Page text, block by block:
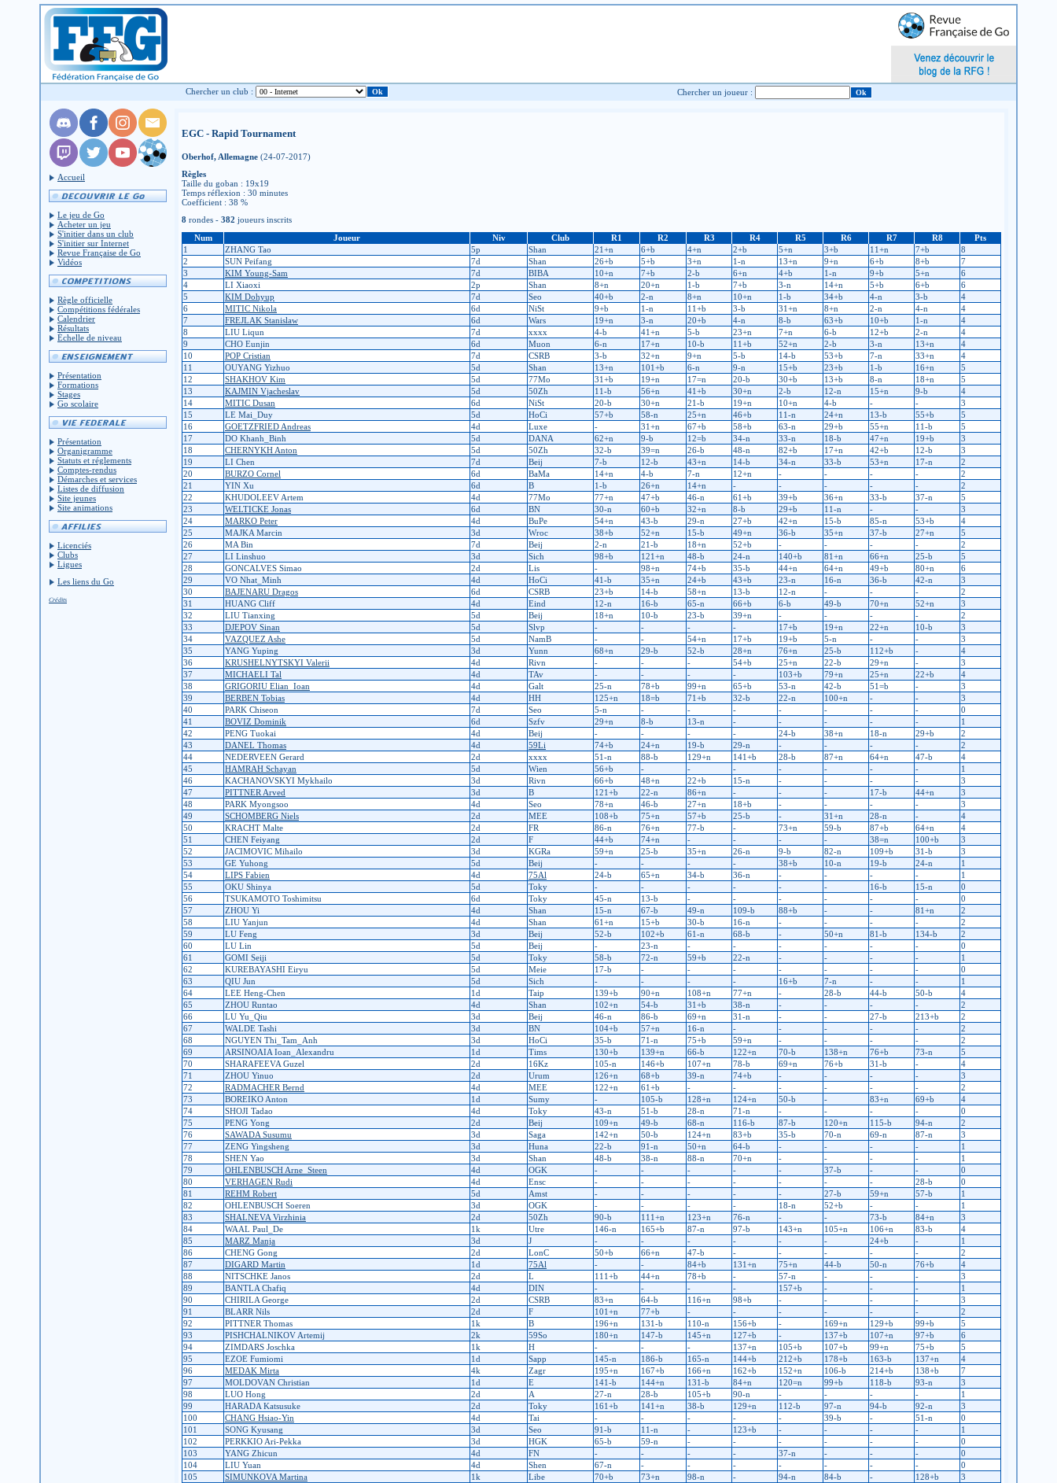
Chercher un club : Chercher un joueur :
Accueil
Le jeu de Go
Acheter un jeu
S'initier dans un club
S'initier sur Internet
Revue Française de Go
Vidéos
Règle officielle
Compétitions fédérales
Calendrier
Résultats
Échelle de niveau
Présentation
Formations
Stages
Go scolaire
Présentation
Organigramme
Statuts et réglements
Comptes-rendus
Démarches et services
Listes de diffusion
Site jeunes
Site animations
Licenciés
Clubs
Ligues
Les liens du Go
Crédits
EGC - Rapid Tournament
Oberhof, Allemagne (24-07-2017)
Règles
Taille du goban : 19x19
Temps réflexion : 30 minutes
Coefficient : 38 %
8 rondes - 382 joueurs inscrits
Num
Joueur Niv Club R1 R2 R3 R4 R5 R6 R7 R8
Pts
1
ZHANG Tao 5p Shan 21+n 6+b 4+n 2+b 5+n 3+b 11+n 7+b
8
2
SUN Peifang 7d Shan 26+b 5+b 3+n 1-n 13+n 9+n 6+b 8+b
7
3
KIM Young-Sam 7d BIBA 10+n 7+b 2-b 6+n 4+b 1-n 9+b 5+n
6
4
LI Xiaoxi 2p Shan 8+n 20+n 1-b 7+b 3-n 14+n 5+b 6+b
6
5
KIM Dohyup 7d Seo 40+b 2-n 8+n 10+n 1-b 34+b 4-n 3-b
4
6
MITIC Nikola 6d NiSt 9+b 1-n 11+b 3-b 31+n 8+n 2-n 4-n
4
7
FREJLAK Stanislaw 6d Wars 19+n 3-n 20+b 4-n 8-b 63+b 10+b 1-n
4
8
LIU Liqun 7d xxxx 4-b 41+n 5-b 23+n 7+n 6-b 12+b 2-n
4
9
CHO Eunjin 6d Muon 6-n 17+n 10-b 11+b 52+n 2-b 3-n 13+n
4
10
POP Cristian 7d CSRB 3-b 32+n 9+n 5-b 14-b 53+b 7-n 33+n
4
11
OUYANG Yizhuo 5d Shan 13+n 101+b 6-n 9-n 15+b 23+b 1-b 16+n
5
12
SHAKHOV Kim 5d 77Mo 31+b 19+n 17=n 20-b 30+b 13+b 8-n 18+n
5
13
KAJMIN Vjacheslav 5d 50Zh 11-b 56+n 41+b 30+n 2-b 12-n 15+n 9-b
4
14
MITIC Dusan 6d NiSt 20-b 30+n 21-b 19+n 10+n 4-b - -
3
15
LE Mai_Duy 5d HoCi 57+b 58-n 25+n 46+b 11-n 24+n 13-b 55+b
5
16
GOETZFRIED Andreas 4d Luxe - 31+n 67+b 58+b 63-n 29+b 55+n 11-b
5
17
DO Khanh_Binh 5d DANA 62+n 9-b 12=b 34-n 33-n 18-b 47+n 19+b
3
18
CHERNYKH Anton 5d 50Zh 32-b 39=n 26-b 48-n 82+b 17+n 42+b 12-b
3
19
LI Chen 7d Beij 7-b 12-b 43+n 14-b 34-n 33-b 53+n 17-n
2
20
BURZO Cornel 6d BaMa 14+n 4-b 7-n 12+n - - - -
2
21
YIN Xu 6d B 1-b 26+n 14+n - - - - -
2
22
KHUDOLEEV Artem 4d 77Mo 77+n 47+b 46-n 61+b 39+b 36+n 33-b 37-n
5
23
WELTICKE Jonas 6d BN 30-n 60+b 32+n 8-b 29+b 11-n - -
3
24
MARKO Peter 4d BuPe 54+n 43-b 29-n 27+b 42+n 15-b 85-n 53+b
4
25
MAJKA Marcin 3d Wroc 38+b 52+n 15-b 49+n 36-b 35+n 37-b 27+n
5
26
MA Bin 7d Beij 2-n 21-b 18+n 52+b - - - -
2
27
LI Linshuo 3d Sich 98+b 121+n 48-b 24-n 140+b 81+n 66+n 25-b
5
28
GONCALVES Simao 2d Lis - 98+n 74+b 35-b 44+n 64+n 49+b 80+n
6
29
VO Nhat_Minh 4d HoCi 41-b 35+n 24+b 43+b 23-n 16-n 36-b 42-n
3
30
BAJENARU Dragos 6d CSRB 23+b 14-b 58+n 13-b 12-n - - -
2
31
HUANG Cliff 4d Eind 12-n 16-b 65-n 66+b 6-b 49-b 70+n 52+n
3
32
LIU Tianxing 5d Beij 18+n 10-b 23-b 39+n - - - -
2
33
DJEPOV Sinan 5d Slvp - - - - 17+b 19+n 22+n 10-b
3
34
VAZQUEZ Ashe 5d NamB - - 54+n 17+b 19+b 5-n - -
3
35
YANG Yuping 3d Yunn 68+n 29-b 52-b 28+n 76+n 25-b 112+b -
4
36
KRUSHELNYTSKYI Valerii 4d Rivn - - - 54+b 25+n 22-b 29+n -
3
37
MICHAELI Tal 4d TAv - - - - 103+b 79+n 25+n 22+b
4
38
GRIGORIU Elian_Ioan 4d Galt 25-n 78+b 99+n 65+b 53-n 42-b 51=b -
3
39
BERBEN Tobias 4d HH 125+n 18=b 71+b 32-b 22-n 100+n - -
3
40
PARK Chiseon 7d Seo 5-n - - - - - - -
0
41
BOVIZ Dominik 6d Szfv 29+n 8-b 13-n - - - - -
1
42
PENG Tuokai 4d Beij - - - - 24-b 38+n 18-n 29+b
2
43
DANEL Thomas 4d 59Li 74+b 24+n 19-b 29-n - - - -
2
44
NEDERVEEN Gerard 2d xxxx 51-n 88-b 129+n 141+b 28-b 87+n 64+n 47-b
4
45
HAMRAH Schayan 5d Wien 56+b - - - - - - -
1
46
KACHANOVSKYI Mykhailo 3d Rivn 66+b 48+n 22+b 15-n - - - -
3
47
PITTNER Arved 3d B 121+b 22-n 86+n - - - 17-b 44+n
3
48
PARK Myongsoo 4d Seo 78+n 46-b 27+n 18+b - - - -
3
49
SCHOMBERG Niels 2d MEE 108+b 75+n 57+b 25-b - 31+n 28-n -
4
50
KRACHT Malte 2d FR 86-n 76+n 77-b - 73+n 59-b 87+b 64+n
4
51
CHEN Feiyang 2d F 44+b 74+n - - - - 38=n 100+b
3
52
JACIMOVIC Mihailo 3d KGRa 59+n 25-b 35+n 26-n 9-b 82-n 109+b 31-b
3
53
GE Yuhong 5d Beij - - - - 38+b 10-n 19-b 24-n
1
54
LIPS Fabien 4d 75Al 24-b 65+n 34-b 36-n - - - -
1
55
OKU Shinya 5d Toky - - - - - - 16-b 15-n
0
56
TSUKAMOTO Toshimitsu 6d Toky 45-n 13-b - - - - - -
0
57
ZHOU Yi 4d Shan 15-n 67-b 49-n 109-b 88+b - - 81+n
2
58
LIU Yanjun 4d Shan 61+n 15+b 30-b 16-n - - - -
2
59
LU Feng 3d Beij 52-b 102+b 61-n 68-b - 50+n 81-b 134-b
2
60
LU Lin 5d Beij - 23-n - - - - - -
0
61
GOMI Seiji 5d Toky 58-b 72-n 59+b 22-n - - - -
1
62
KUREBAYASHI Eiryu 5d Meie 17-b - - - - - - -
0
63
QIU Jun 5d Sich - - - - 16+b 7-n - -
1
64
LEE Heng-Chen 1d Taip 139+b 90+n 108+n 77+n - 28-b 44-b 50-b
4
65
ZHOU Runtao 4d Shan 102+n 54-b 31+b 38-n - - - -
2
66
LU Yu_Qiu 3d Beij 46-n 86-b 69+n 31-n - - 27-b 213+b
2
67
WALDE Tashi 3d BN 104+b 57+n 16-n - - - - -
2
68
NGUYEN Thi_Tam_Anh 3d HoCi 35-b 71-n 75+b 59+n - - - -
2
69
ARSINOAIA Ioan_Alexandru 1d Tims 130+b 139+n 66-b 122+n 70-b 138+n 76+b 73-n
5
70
SHARAFEEVA Guzel 2d 16Kz 105-n 146+b 107+n 78-b 69+n 76+b 31-b -
4
71
ZHOU Yinuo 2d Urum 126+n 68+b 39-n 74+b - - - -
3
72
RADMACHER Bernd 4d MEE 122+n 61+b - - - - - -
2
73
BOREIKO Anton 1d Sumy - 105-b 128+n 124+n 50-b - 83+n 69+b
4
74
SHOJI Tadao 4d Toky 43-n 51-b 28-n 71-n - - - -
0
75
PENG Yong 2d Beij 109+n 49-b 68-n 116-b 87-b 120+n 115-b 94-n
2
76
SAWADA Susumu 3d Saga 142+n 50-b 124+n 83+b 35-b 70-n 69-n 87-n
3
77
ZENG Yingsheng 3d Huna 22-b 91-n 50+n 64-b - - - -
1
78
SHEN Yao 3d Shan 48-b 38-n 88-n 70+n - - - -
1
79
OHLENBUSCH Arne_Steen 4d OGK - - - - - 37-b - -
0
80
VERHAGEN Rudi 4d Ensc - - - - - - - 28-b
0
81
REHM Robert 5d Amst - - - - - 27-b 59+n 57-b
1
82
OHLENBUSCH Soeren 3d OGK - - - - 18-n 52+b - -
1
83
SHALNEVA Virzhinia 2d 50Zh 90-b 111+n 123+n 76-n - - 73-b 84+n
3
84
WAAL Paul_De 1k Utre 146-n 165+b 87-n 97-b 143+n 105+n 106+n 83-b
4
85
MARZ Manja 3d J - - - - - - 24+b -
1
86
CHENG Gong 2d LonC 50+b 66+n 47-b - - - - -
2
87
DIGARD Martin 1d 75Al - - 84+b 131+n 75+n 44-b 50-n 76+b
4
88
NITSCHKE Janos 2d L 111+b 44+n 78+b - 57-n - - -
3
89
BANTLA Chafiq 4d DIN - - - - 157+b - - -
1
90
CHIRILA George 2d CSRB 83+n 64-b 116+n 98+b - - - -
3
91
BLARR Nils 2d F 101+n 77+b - - - - - -
2
92
PITTNER Thomas 1k B 196+n 131-b 110-n 156+b - 169+n 129+b 99+b
5
93
PISHCHALNIKOV Artemij 2k 59So 180+n 147-b 145+n 127+b - 137+b 107+n 97+b
6
94
ZIMDARS Joschka 1k H - - - 137+n 105+b 107+b 99+n 75+b
5
95
EZOE Fumiomi 1d Sapp 145-n 186-b 165-n 144+b 212+b 178+b 163-b 137+n
4
96
MEDAK Mirta 4k Zagr 195+n 167+b 166+n 162+b 152+n 106-b 214+b 138+b
7
97
MOLDOVAN Christian 1d E 141-b 144+n 131-b 84+n 120=n 99+b 118-b 93-n
3
98
LUO Hong 2d A 27-n 28-b 105+b 90-n - - - -
1
99
HARADA Katsusuke 2d Toky 161+b 141+n 38-b 129+n 112-b 97-n 94-b 92-n
3
100
CHANG Hsiao-Yin 4d Tai - - - - - 39-b - 51-n
0
101
SONG Kyusang 3d Seo 91-b 11-n - 123+b - - - -
1
102
PERKKIO Ari-Pekka 3d HGK 65-b 59-n - - - - - -
0
103
YANG Zhicun 4d FN - - - - 37-n - - -
0
104
LIU Yuan 4d Shen 67-n - - - - - - -
0
105
SIMUNKOVA Martina 1k Libe 70+b 73+n 98-n - 94-n 84-b - 128+b
3